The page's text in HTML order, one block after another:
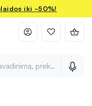
iki -50%!
prekės ženklą ir